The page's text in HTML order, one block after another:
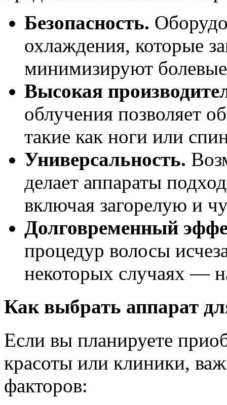
Безопасность.
охлаждения, которые
минимизируют
Высокая
облучения позволяет
такие как ноги или
Универсальность.
делает аппараты
включая загорелую и
Долговременный
процедур волосы
некоторых случаях —
Как выбрать аппарат
Если вы планируете
красоты или клиники,
факторов: